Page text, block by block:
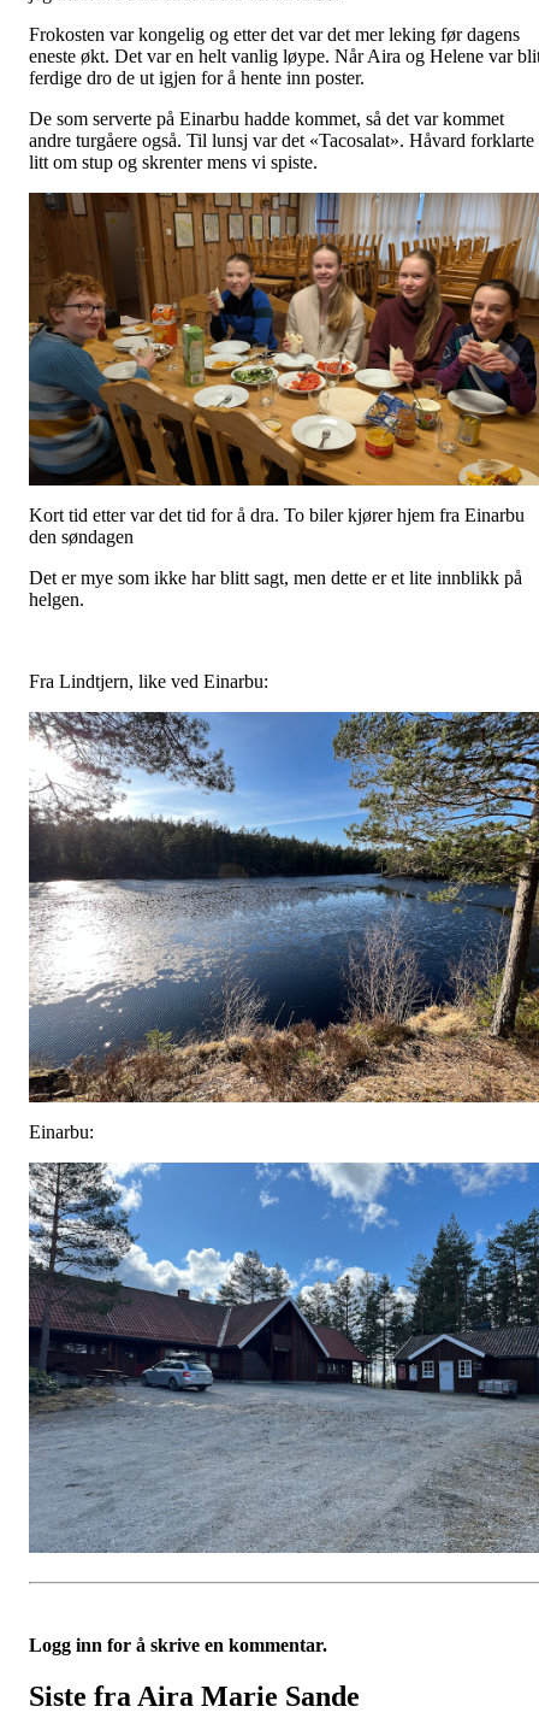
Frokosten var kongelig og etter det var det mer leking før dagens
eneste økt. Det var en helt vanlig løype. Når Aira og Helene var
ferdige dro de ut igjen for å hente inn poster.
De som serverte på Einarbu hadde kommet, så det var kommet
andre turgåere også. Til lunsj var det «Tacosalat». Håvard forklarte
litt om stup og skrenter mens vi spiste.
Kort tid etter var det tid for å dra. To biler kjører hjem fra Einarbu
den søndagen
Det er mye som ikke har blitt sagt, men dette er et lite innblikk på
helgen.
Fra Lindtjern, like ved Einarbu:
Einarbu:
Logg inn for å skrive en kommentar.
Siste fra Aira Marie Sande